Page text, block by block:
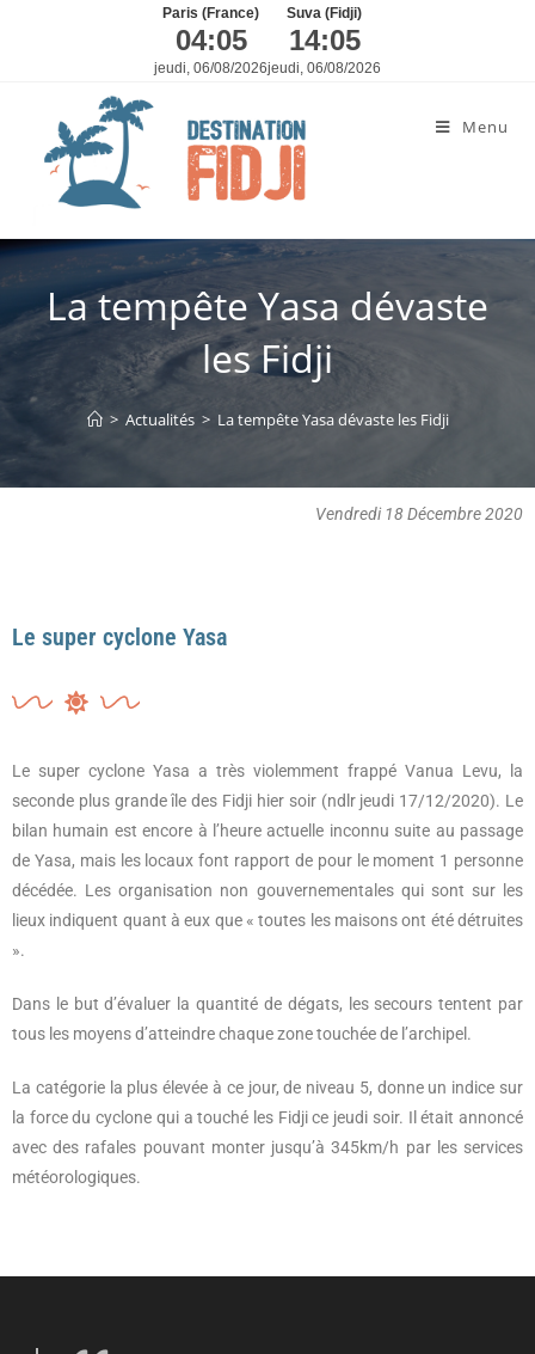
Paris (France)
04:05
jeudi, 06/08/2026
Suva (Fidji)
14:05
jeudi, 06/08/2026
Menu
La tempête Yasa dévaste
les Fidji
> Actualités > La tempête Yasa dévaste les Fidji
Vendredi 18 Décembre 2020
Le super cyclone Yasa
Le super cyclone Yasa a très violemment frappé Vanua Levu, la
seconde plus grande île des Fidji hier soir (ndlr jeudi 17/12/2020). Le
bilan humain est encore à l’heure actuelle inconnu suite au passage
de Yasa, mais les locaux font rapport de pour le moment 1 personne
décédée. Les organisation non gouvernementales qui sont sur les
lieux indiquent quant à eux que « toutes les maisons ont été détruites
».
Dans le but d’évaluer la quantité de dégats, les secours tentent par
tous les moyens d’atteindre chaque zone touchée de l’archipel.
La catégorie la plus élevée à ce jour, de niveau 5, donne un indice sur
la force du cyclone qui a touché les Fidji ce jeudi soir. Il était annoncé
avec des rafales pouvant monter jusqu’à 345km/h par les services
météorologiques.